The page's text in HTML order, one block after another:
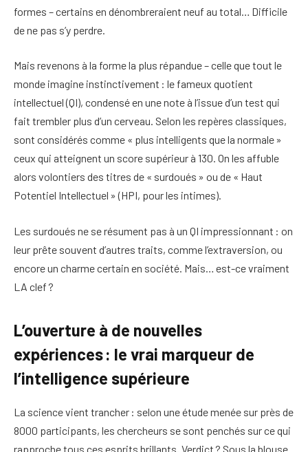
formes – certains en dénombreraient neuf au total… Difficile
de ne pas s’y perdre.
Mais revenons à la forme la plus répandue – celle que tout le
monde imagine instinctivement : le fameux quotient
intellectuel (QI), condensé en une note à l’issue d’un test qui
fait trembler plus d’un cerveau. Selon les repères classiques,
sont considérés comme « plus intelligents que la normale »
ceux qui atteignent un score supérieur à 130. On les affuble
alors volontiers des titres de « surdoués » ou de « Haut
Potentiel Intellectuel » (HPI, pour les intimes).
Les surdoués ne se résument pas à un QI impressionnant : on
leur prête souvent d’autres traits, comme l’extraversion, ou
encore un charme certain en société. Mais… est-ce vraiment
LA clef ?
L’ouverture à de nouvelles
expériences : le vrai marqueur de
l’intelligence supérieure
La science vient trancher : selon une étude menée sur près de
8000 participants, les chercheurs se sont penchés sur ce qui
rapproche tous ces esprits brillants. Verdict ? Sous la blouse